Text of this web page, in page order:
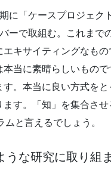
に「ケースプロジェク
ーで取組む。これまで
キサイティングなもの
当に素晴らしいもので
。本当に良い方式をと
す。「知」を集合させ
と言えるでしょう。
な研究に取り組